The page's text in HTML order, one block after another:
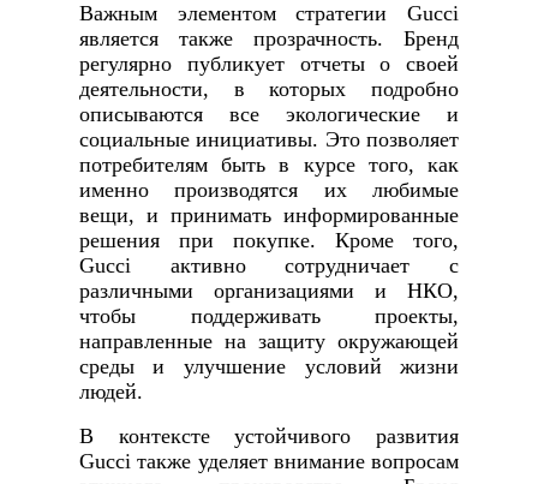
Важным элементом стратегии Gucci
является также прозрачность. Бренд
регулярно публикует отчеты о своей
деятельности, в которых подробно
описываются все экологические и
социальные инициативы. Это позволяет
потребителям быть в курсе того, как
именно производятся их любимые
вещи, и принимать информированные
решения при покупке. Кроме того,
Gucci активно сотрудничает с
различными организациями и НКО,
чтобы поддерживать проекты,
направленные на защиту окружающей
среды и улучшение условий жизни
людей.
В контексте устойчивого развития
Gucci также уделяет внимание вопросам